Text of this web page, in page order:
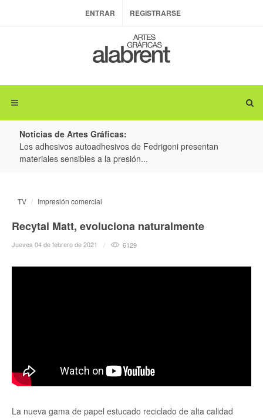
ENTRAR REGISTRARSE
Noticias de Artes Gráficas:
Los adhesivos autoadhesivos de Fedrigoni presentan
materiales sensibles a la presión...
TV Impresión comercial
Recytal Matt, evoluciona naturalmente
Jueves 04 de febrero de 2021 6129
La nueva gama de papel estucado reciclado de alta calidad